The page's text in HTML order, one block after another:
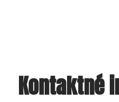
Kontaktné